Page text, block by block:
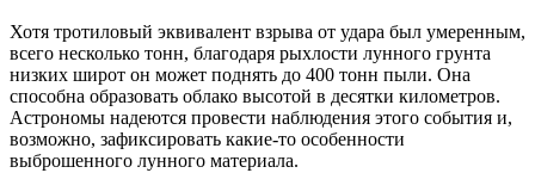
Хотя тротиловый эквивалент взрыва от удара был умеренным,
всего несколько тонн, благодаря рыхлости лунного грунта
низких широт он может поднять до 400 тонн пыли. Она
способна образовать облако высотой в десятки километров.
Астрономы надеются провести наблюдения этого события и,
возможно, зафиксировать какие-то особенности
выброшенного лунного материала.